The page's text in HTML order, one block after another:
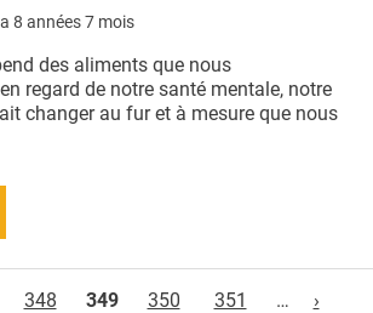
8 années 7 mois
des aliments que nous
regard de notre santé mentale, notre
changer au fur et à mesure que nous
348 349 350 351 … ›